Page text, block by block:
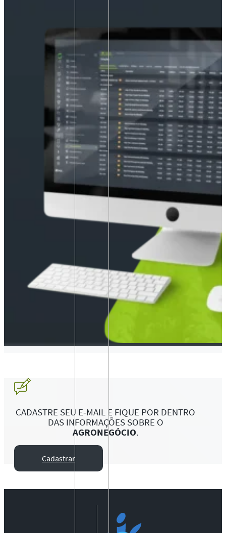
CADASTRE SEU E-MAIL E FIQUE POR DENTRO
DAS INFORMAÇÕES SOBRE O
AGRONEGÓCIO.
Cadastrar